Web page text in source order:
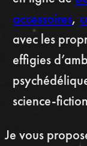
accessoires,
avec les
effigies
science-
Je vous